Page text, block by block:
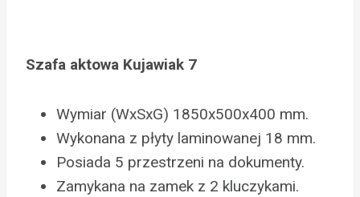
Szafa aktowa Kujawiak 7
Wymiar (WxSxG) 1850x500x400 mm.
Wykonana z płyty laminowanej 18 mm.
Posiada 5 przestrzeni na dokumenty.
Zamykana na zamek z 2 kluczykami.